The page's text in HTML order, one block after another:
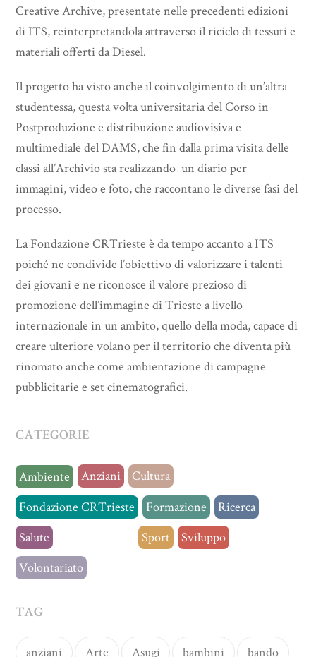
Creative Archive, presentate nelle precedenti edizioni
di ITS, reinterpretandola attraverso il riciclo di tessuti e
materiali offerti da Diesel.
Il progetto ha visto anche il coinvolgimento di un’altra
studentessa, questa volta universitaria del Corso in
Postproduzione e distribuzione audiovisiva e
multimediale del DAMS, che fin dalla prima visita delle
classi all’Archivio sta realizzando un diario per
immagini, video e foto, che raccontano le diverse fasi del
processo.
La Fondazione CRTrieste è da tempo accanto a ITS
poiché ne condivide l’obiettivo di valorizzare i talenti
dei giovani e ne riconosce il valore prezioso di
promozione dell’immagine di Trieste a livello
internazionale in un ambito, quello della moda, capace di
creare ulteriore volano per il territorio che diventa più
rinomato anche come ambientazione di campagne
pubblicitarie e set cinematografici.
CATEGORIE
Ambiente Anziani
Cultura
Fondazione CRTrieste
Formazione
Ricerca
Salute
Sport
Sviluppo
Volontariato
TAG
anziani Arte Asugi bambini bando